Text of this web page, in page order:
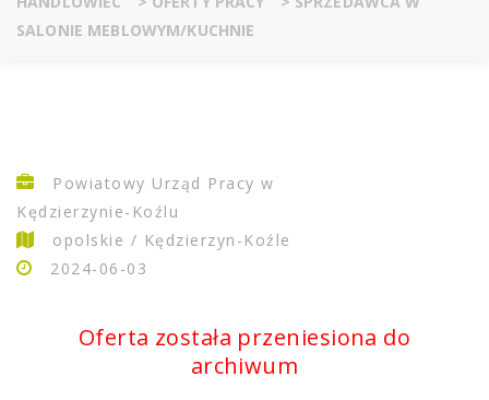
SALONIE MEBLOWYM/KUCHNIE
Powiatowy Urząd Pracy w
Kędzierzynie-Koźlu
opolskie / Kędzierzyn-Koźle
2024-06-03
Oferta została przeniesiona do
archiwum